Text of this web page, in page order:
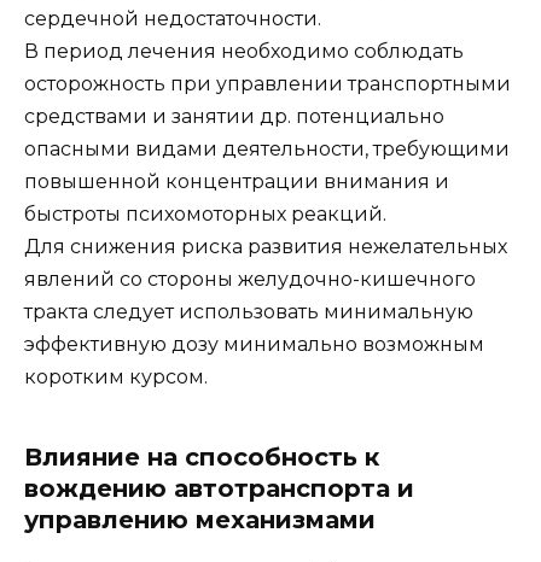
сердечной недостаточности.
В период лечения необходимо соблюдать
осторожность при управлении транспортными
средствами и занятии др. потенциально
опасными видами деятельности, требующими
повышенной концентрации внимания и
быстроты психомоторных реакций.
Для снижения риска развития нежелательных
явлений со стороны желудочно-кишечного
тракта следует использовать минимальную
эффективную дозу минимально возможным
коротким курсом.
Влияние на способность к
вождению автотранспорта и
управлению механизмами